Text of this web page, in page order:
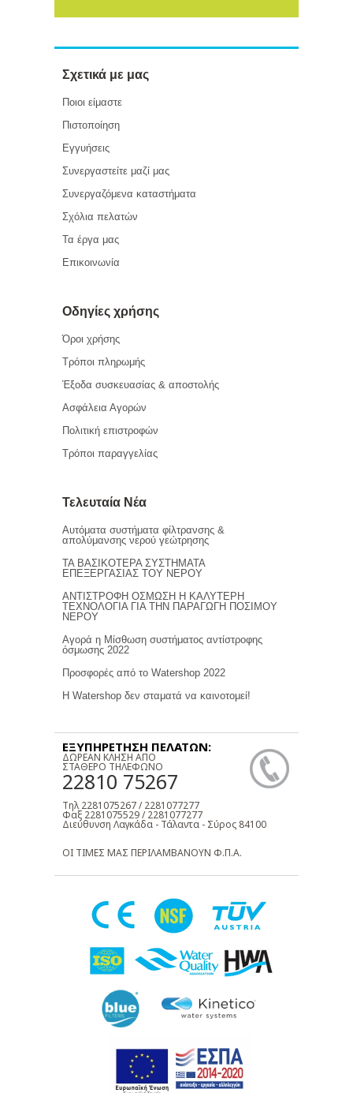
Σχετικά με μας
Ποιοι είμαστε
Πιστοποίηση
Εγγυήσεις
Συνεργαστείτε μαζί μας
Συνεργαζόμενα καταστήματα
Σχόλια πελατών
Τα έργα μας
Επικοινωνία
Οδηγίες χρήσης
Όροι χρήσης
Τρόποι πληρωμής
Έξοδα συσκευασίας & αποστολής
Ασφάλεια Αγορών
Πολιτική επιστροφών
Τρόποι παραγγελίας
Τελευταία Νέα
Αυτόματα συστήματα φίλτρανσης &
απολύμανσης νερού γεώτρησης
ΤΑ ΒΑΣΙΚΟΤΕΡΑ ΣΥΣΤΗΜΑΤΑ
ΕΠΕΞΕΡΓΑΣΙΑΣ ΤΟΥ ΝΕΡΟΥ
ΑΝΤΙΣΤΡΟΦΗ ΟΣΜΩΣΗ Η ΚΑΛΥΤΕΡΗ
ΤΕΧΝΟΛΟΓΙΑ ΓΙΑ ΤΗΝ ΠΑΡΑΓΩΓΗ ΠΟΣΙΜΟΥ
ΝΕΡΟΥ
Αγορά η Μίσθωση συστήματος αντίστροφης
όσμωσης 2022
Προσφορές από το Watershop 2022
Η Watershop δεν σταματά να καινοτομεί!
ΕΞΥΠΗΡΕΤΗΣΗ ΠΕΛΑΤΩΝ:
ΔΩΡΕΑΝ ΚΛΗΣΗ ΑΠΟ
ΣΤΑΘΕΡΟ ΤΗΛΕΦΩΝΟ
22810 75267
Τηλ 2281075267 / 2281077277
Φαξ 2281075529 / 2281077277
Διεύθυνση Λαγκάδα - Τάλαντα - Σύρος 84100
ΟΙ ΤΙΜΕΣ ΜΑΣ ΠΕΡΙΛΑΜΒΑΝΟΥΝ Φ.Π.Α.